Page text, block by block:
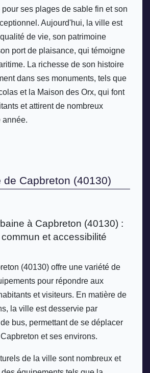
ses plages de sable fin et son
Aujourd'hui, la ville est
de vie, son patrimoine
port de plaisance, qui témoigne
La richesse de son histoire
dans ses monuments, tels que
et la Maison des Orx, qui font
et attirent de nombreux
année.
de Capbreton (40130)
à Capbreton (40130) :
et accessibilité
(40130) offre une variété de
pour répondre aux
et visiteurs. En matière de
la ville est desservie par
bus, permettant de se déplacer
et ses environs.
de la ville sont nombreux et